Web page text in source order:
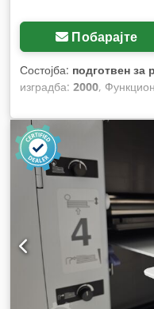
Побарајте
Состојба: подготвен за
изградба: 2000,